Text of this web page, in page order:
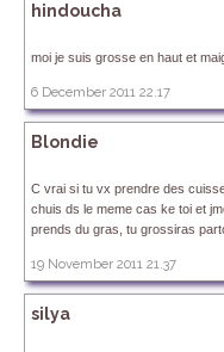
hindoucha
moi je suis grosse en haut et
6 December 2011 22.17
Blondie
C vrai si tu vx prendre des
chuis ds le meme cas ke toi et
prends du gras, tu grossiras
19 November 2011 21.37
silya